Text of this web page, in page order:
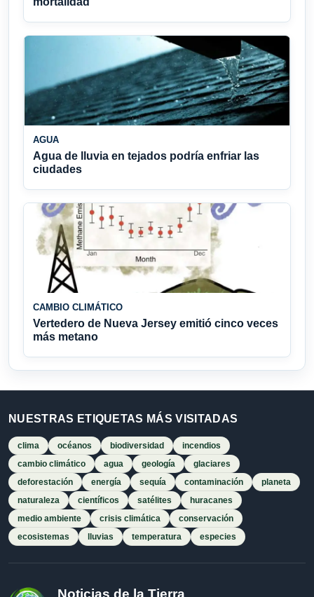
AGUA
Agua de lluvia en tejados podría enfriar las
ciudades
CAMBIO CLIMÁTICO
Vertedero de Nueva Jersey emitió cinco veces
más metano
NUESTRAS ETIQUETAS MÁS VISITADAS
clima océanos biodiversidad
incendios
cambio climático
agua geología
glaciares
deforestación
energía sequía contaminación
planeta
naturaleza
científicos satélites
huracanes
medio ambiente
crisis climática
conservación
ecosistemas
lluvias temperatura especies
Noticias de la Tierra